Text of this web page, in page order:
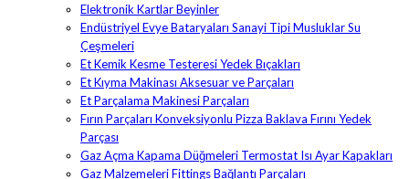
Elektronik Kartlar Beyinler
Endüstriyel Evye Bataryaları Sanayi Tipi Musluklar Su
Çeşmeleri
Et Kemik Kesme Testeresi Yedek Bıçakları
Et Kıyma Makinası Aksesuar ve Parçaları
Et Parçalama Makinesi Parçaları
Fırın Parçaları Konveksiyonlu Pizza Baklava Fırını Yedek
Parçası
Gaz Açma Kapama Düğmeleri Termostat Isı Ayar Kapakları
Gaz Malzemeleri Fittings Bağlantı Parçaları